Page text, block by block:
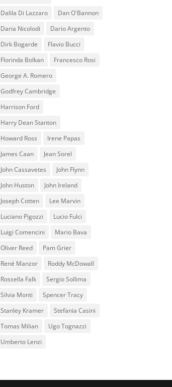
Dalila Di Lazzaro
Dan O'Bannon
Daria Nicolodi
Dario Argento
Dirk Bogarde
Flavio Bucci
Florinda Bolkan
Francesco Rosi
George A. Romero
Godfrey Cambridge
Harrison Ford
Harry Dean Stanton
Howard Ross
Irene Papas
James Caan
Jean Sorel
John Cassavetes
John Flynn
John Huston
John Ireland
Joseph Cotten
Lee Marvin
Luciano Pigozzi
Lucio Fulci
Luigi Comencini
Mario Bava
Oliver Reed
Pam Grier
René Manzor
Roddy McDowall
Rossella Falk
Sergio Sollima
Silvia Monti
Spencer Tracy
Stanley Kramer
Stefania Casini
Tomas Milian
Ugo Tognazzi
Umberto Lenzi